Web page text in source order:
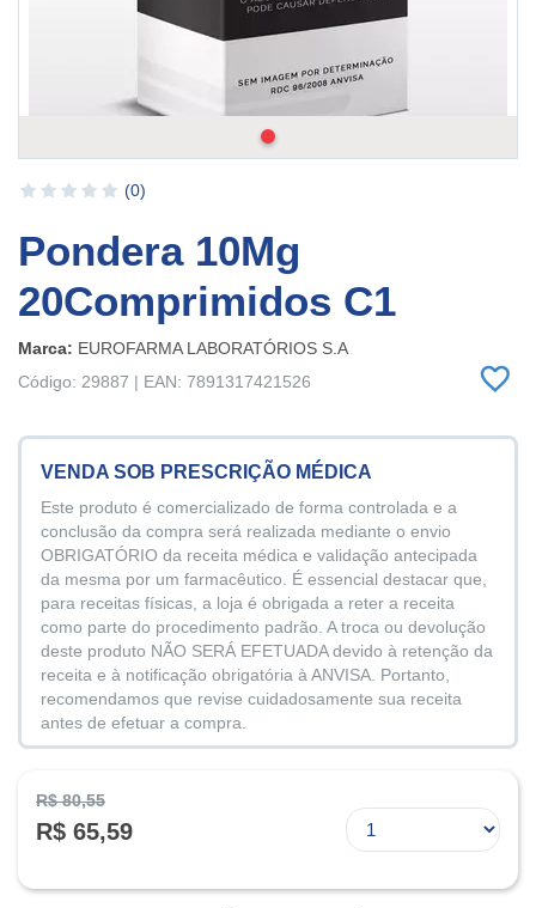
(0)
Pondera 10Mg
20Comprimidos C1
Marca: EUROFARMA LABORATÓRIOS S.A
Código: 29887 | EAN: 7891317421526
VENDA SOB PRESCRIÇÃO MÉDICA
Este produto é comercializado de forma controlada e a
conclusão da compra será realizada mediante o envio
OBRIGATÓRIO da receita médica e validação antecipada
da mesma por um farmacêutico. É essencial destacar que,
para receitas físicas, a loja é obrigada a reter a receita
como parte do procedimento padrão. A troca ou devolução
deste produto NÃO SERÁ EFETUADA devido à retenção da
receita e à notificação obrigatória à ANVISA. Portanto,
recomendamos que revise cuidadosamente sua receita
antes de efetuar a compra.
R$ 80,55
R$ 65,59